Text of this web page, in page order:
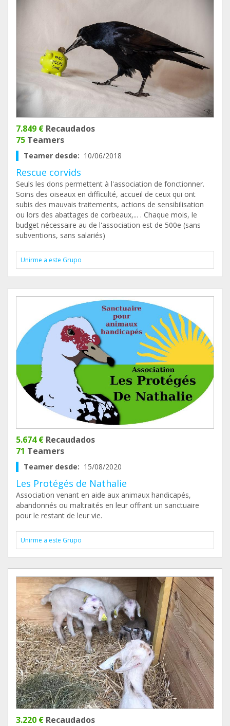
7.849 € Recaudados
75 Teamers
Teamer desde: 10/06/2018
Rescue corvids
Seuls les dons permettent à l'association de fonctionner.
Soins des oiseaux en difficulté, accueil de ceux qui ont
subis des mauvais traitements, actions de sensibilisation
ou lors des abattages de corbeaux,... . Chaque mois, le
budget nécessaire au de l'association est de 500e (sans
subventions, sans salariés)
Unirme a este Grupo
5.674 € Recaudados
71 Teamers
Teamer desde: 15/08/2020
Les Protégés de Nathalie
Association venant en aide aux animaux handicapés,
abandonnés ou maltraités en leur offrant un sanctuaire
pour le restant de leur vie.
Unirme a este Grupo
3.220 € Recaudados